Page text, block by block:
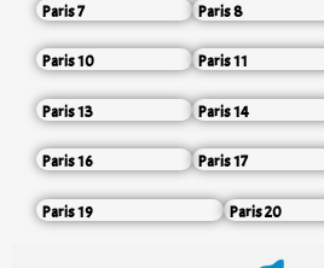
Paris 7 Paris 8
Paris 10 Paris 11
Paris 13 Paris 14
Paris 16 Paris 17
Paris 19 Paris 20